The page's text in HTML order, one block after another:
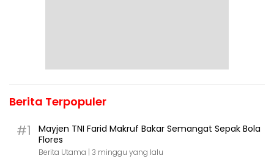
Berita Terpopuler
#1
Mayjen TNI Farid Makruf Bakar Semangat Sepak Bola
Flores
Berita Utama | 3 minggu yang lalu